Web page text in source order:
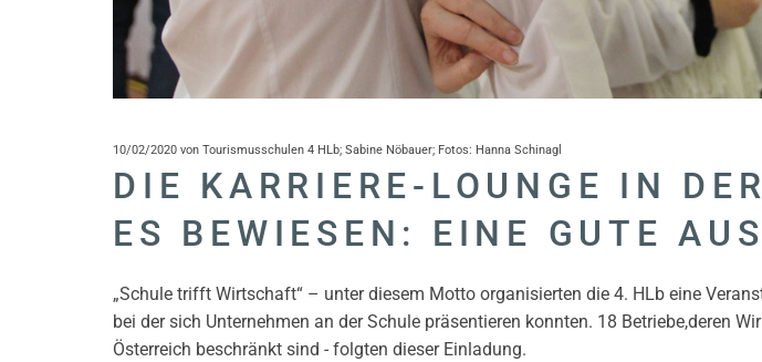
10/02/2020 von Tourismusschulen 4 HLb; Sabine Nöbauer; Fotos: Hanna Schinagl
DIE KARRIERE-LOUNGE IN
ES BEWIESEN: EINE GUTE
„Schule trifft Wirtschaft“ – unter diesem Motto organisierten die 4. HLb eine
bei der sich Unternehmen an der Schule präsentieren konnten. 18 Betriebe,deren
Österreich beschränkt sind - folgten dieser Einladung.